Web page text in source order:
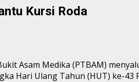
Kursi Roda
Asam Medika (PTBAM)
Hari Ulang Tahun (HUT) ke-43